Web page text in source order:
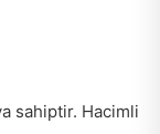
sahiptir. Hacimli